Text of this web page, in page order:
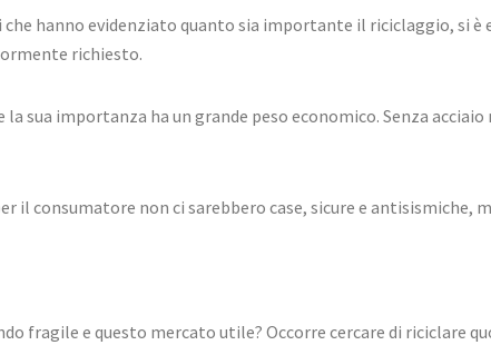
hanno evidenziato quanto sia importante il riciclaggio, si è
richiesto.
sua importanza ha un grande peso economico. Senza
il consumatore non ci sarebbero case, sicure e antisismiche,
fragile e questo mercato utile? Occorre cercare di riciclare